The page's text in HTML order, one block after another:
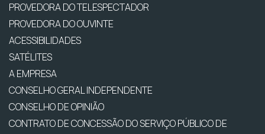
PROVEDORA DO TELESPECTADOR
PROVEDORA DO OUVINTE
ACESSIBILIDADES
SATÉLITES
A EMPRESA
CONSELHO GERAL INDEPENDENTE
CONSELHO DE OPINIÃO
CONTRATO DE CONCESSÃO DO SERVIÇO PÚBLICO DE